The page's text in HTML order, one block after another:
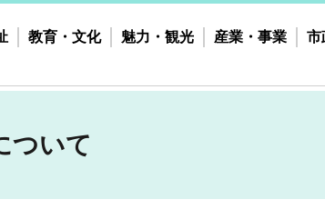
教育・文化 魅力・観光 産業・事業 市
ついて